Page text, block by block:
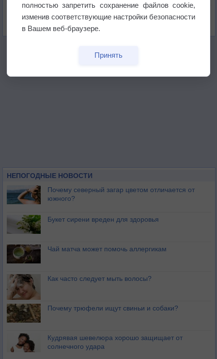
бабочек
НЕПОГОДНЫЕ НОВОСТИ
Почему северный загар цветом отличается от
южного?
Букет сирени вреден для здоровья
Чай матча может помочь аллергикам
Как часто следует мыть волосы?
Почему трюфели ищут свиньи и собаки?
Кудрявая шевелюра хорошо защищает от
солнечного удара
полностью запретить сохранение файлов cookie,
изменив соответствующие настройки безопасности
в Вашем веб-браузере.
Принять